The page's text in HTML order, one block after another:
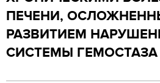
ПЕЧЕНИ,
РАЗВИТИЕМ
СИСТЕМЫ ГЕМОСТАЗА